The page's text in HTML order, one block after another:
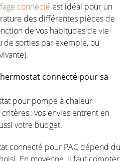
connecté est idéal pour un
des différentes pièces de
de vos habitudes de vie
de sorties par exemple, ou
vivante).
connecté poursa
pour pompe à chaleur
critères: vos envies entrent en
votre budget.
connecté pour PAC dépend du
. En moyenne, il faut compter